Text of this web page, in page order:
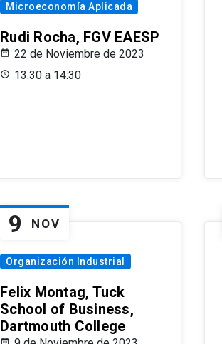
Microeconomía Aplicada
Rudi Rocha, FGV EAESP
22 de Noviembre de 2023
13:30 a 14:30
9 NOV
Organización Industrial
Felix Montag, Tuck
School of Business,
Dartmouth College